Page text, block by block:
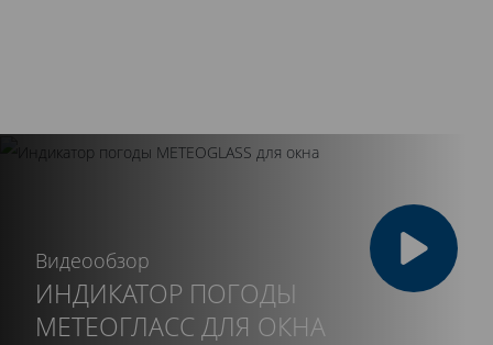
Видеообзор
ИНДИКАТОР ПОГОДЫ
МЕТЕОГЛАСС ДЛЯ ОКНА